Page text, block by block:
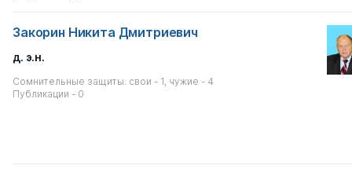
Закорин Никита Дмитриевич
д. э.н.
Сомнительные защиты: свои - 1, чужие - 4
Публикации - 0